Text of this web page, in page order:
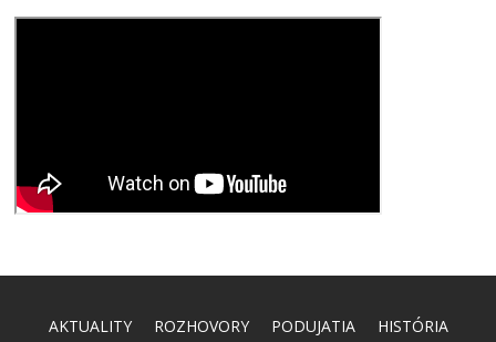
AKTUALITY ROZHOVORY PODUJATIA
HISTÓRIA